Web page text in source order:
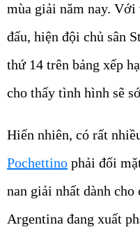
mùa giải năm nay. Với
đấu, hiện đội chủ sân
thứ 14 trên bảng xếp
cho thấy tình hình sẽ
Hiển nhiên, có rất
Pochettino phải đối
nan giải nhất dành
Argentina đang xuất